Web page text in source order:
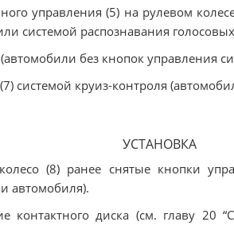
управления (5) на рулевом
системой распознавания
без кнопок управления
системой круиз-контроля
УСТАНОВКА
(8) ранее снятые кнопки
автомобиля).
контактного диска (см. главу 20